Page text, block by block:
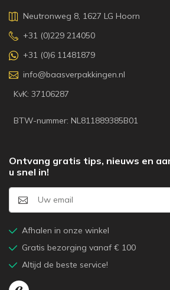
Neutronweg 8, 1627 LG Hoorn
+31 (0)229 214050
+31 (0)6 11481879
info@baasverpakkingen.nl
KvK: 37106287
BTW-nummer: NL811889385B01
Ontvang gratis tips, nieuws en
u snel in!
Afhalen in onze winkel
Gratis bezorging vanaf € 100
Altijd de beste service!